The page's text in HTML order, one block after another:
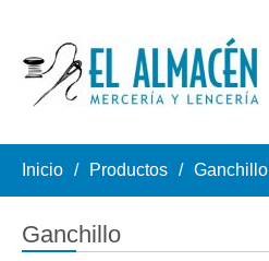
Inicio Productos Ganchillo
Ganchillo